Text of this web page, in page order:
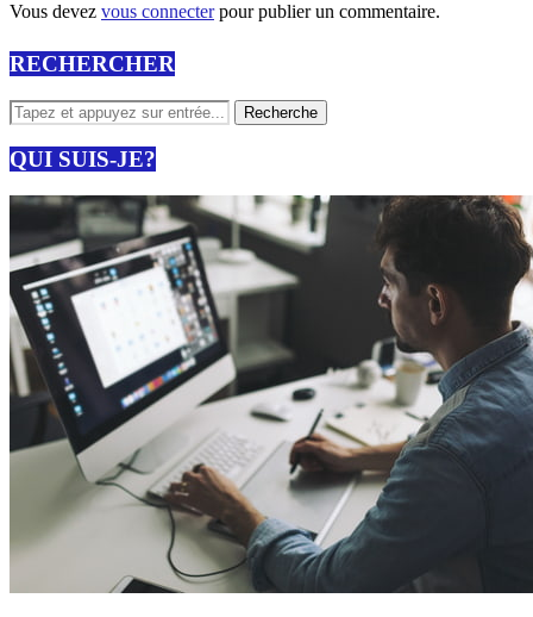
Vous devez vous connecterpour publier un commentaire.
RECHERCHER
QUI SUIS-JE?